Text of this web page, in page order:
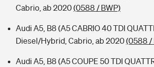
Cabrio, ab 2020(0588 / BWP)
Audi A5, B8 (A5 CABRIO 40 TDI
Diesel/Hybrid, Cabrio, ab 2020(0588 /
Audi A5, B8 (A5 COUPE 50 TDI